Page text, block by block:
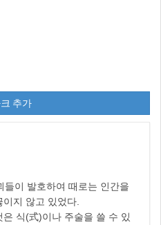
추가
이 발호하여 때로는 인간을
지 않고 있었다.
식(式)이나 주술을 쓸 수 있